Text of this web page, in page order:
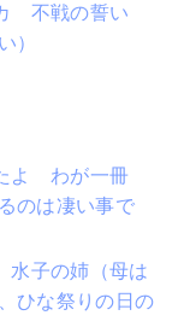
不戦の誓い
）
よ わが一冊
のは凄い事で
子の姉（母は
ひな祭りの日の